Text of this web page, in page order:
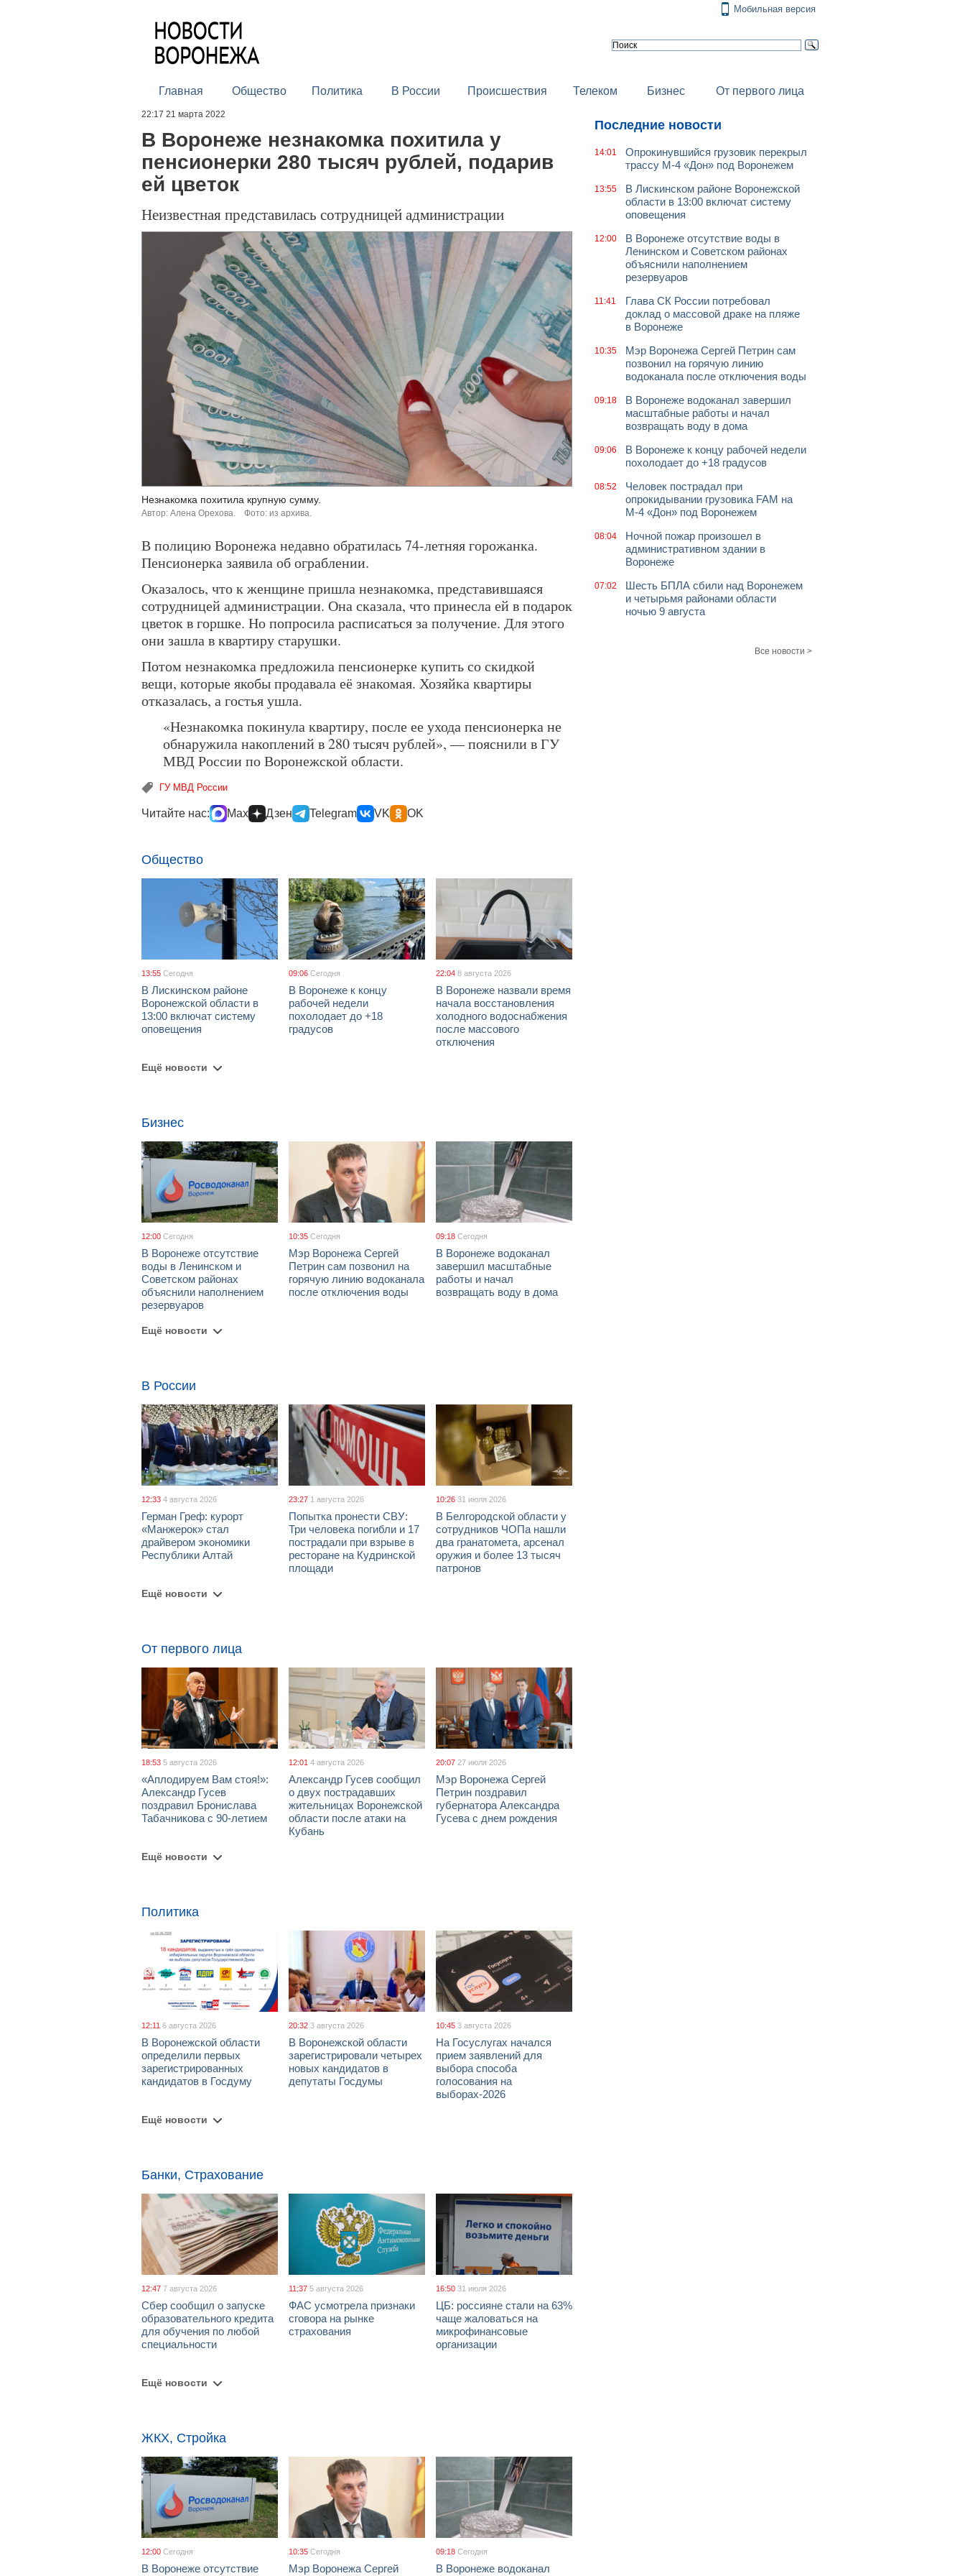
Мобильная версия
Главная Общество Политика В России Происшествия Телеком Бизнес От первого лица
22:17 21 марта 2022
В Воронеже незнакомка похитила у
пенсионерки 280 тысяч рублей, подарив
ей цветок
Неизвестная представилась сотрудницей администрации
Незнакомка похитила крупную сумму.
Автор: Алена Орехова. Фото: из архива.
В полицию Воронежа недавно обратилась 74-летняя горожанка.
Пенсионерка заявила об ограблении.
Оказалось, что к женщине пришла незнакомка, представившаяся
сотрудницей администрации. Она сказала, что принесла ей в подарок
цветок в горшке. Но попросила расписаться за получение. Для этого
они зашла в квартиру старушки.
Потом незнакомка предложила пенсионерке купить со скидкой
вещи, которые якобы продавала её знакомая. Хозяйка квартиры
отказалась, а гостья ушла.
«Незнакомка покинула квартиру, после ее ухода пенсионерка не
обнаружила накоплений в 280 тысяч рублей», — пояснили в ГУ
МВД России по Воронежской области.
ГУ МВД России
Читайте нас: Max Дзен Telegram VK OK
Общество
13:55 Сегодня
В Лискинском районе
Воронежской области в
13:00 включат систему
оповещения
09:06 Сегодня
В Воронеже к концу
рабочей недели
похолодает до +18
градусов
22:04 8 августа 2026
В Воронеже назвали время
начала восстановления
холодного водоснабжения
после массового
отключения
Ещё новости
Бизнес
12:00 Сегодня
В Воронеже отсутствие
воды в Ленинском и
Советском районах
объяснили наполнением
резервуаров
10:35 Сегодня
Мэр Воронежа Сергей
Петрин сам позвонил на
горячую линию водоканала
после отключения воды
09:18 Сегодня
В Воронеже водоканал
завершил масштабные
работы и начал
возвращать воду в дома
Ещё новости
В России
12:33 4 августа 2026
Герман Греф: курорт
«Манжерок» стал
драйвером экономики
Республики Алтай
23:27 1 августа 2026
Попытка пронести СВУ:
Три человека погибли и 17
пострадали при взрыве в
ресторане на Кудринской
площади
10:26 31 июля 2026
В Белгородской области у
сотрудников ЧОПа нашли
два гранатомета, арсенал
оружия и более 13 тысяч
патронов
Ещё новости
От первого лица
18:53 5 августа 2026
«Аплодируем Вам стоя!»:
Александр Гусев
поздравил Бронислава
Табачникова с 90-летием
12:01 4 августа 2026
Александр Гусев сообщил
о двух пострадавших
жительницах Воронежской
области после атаки на
Кубань
20:07 27 июля 2026
Мэр Воронежа Сергей
Петрин поздравил
губернатора Александра
Гусева с днем рождения
Ещё новости
Политика
12:11 6 августа 2026
В Воронежской области
определили первых
зарегистрированных
кандидатов в Госдуму
20:32 3 августа 2026
В Воронежской области
зарегистрировали четырех
новых кандидатов в
депутаты Госдумы
10:45 3 августа 2026
На Госуслугах начался
прием заявлений для
выбора способа
голосования на
выборах-2026
Ещё новости
Банки, Страхование
12:47 7 августа 2026
Сбер сообщил о запуске
образовательного кредита
для обучения по любой
специальности
11:37 5 августа 2026
ФАС усмотрела признаки
сговора на рынке
страхования
16:50 31 июля 2026
ЦБ: россияне стали на 63%
чаще жаловаться на
микрофинансовые
организации
Ещё новости
ЖКХ, Стройка
12:00 Сегодня
В Воронеже отсутствие
10:35 Сегодня
Мэр Воронежа Сергей
09:18 Сегодня
В Воронеже водоканал
Последние новости
14:01
Опрокинувшийся грузовик перекрыл
трассу М-4 «Дон» под Воронежем
13:55
В Лискинском районе Воронежской
области в 13:00 включат систему
оповещения
12:00
В Воронеже отсутствие воды в
Ленинском и Советском районах
объяснили наполнением
резервуаров
11:41
Глава СК России потребовал
доклад о массовой драке на пляже
в Воронеже
10:35
Мэр Воронежа Сергей Петрин сам
позвонил на горячую линию
водоканала после отключения воды
09:18
В Воронеже водоканал завершил
масштабные работы и начал
возвращать воду в дома
09:06
В Воронеже к концу рабочей недели
похолодает до +18 градусов
08:52
Человек пострадал при
опрокидывании грузовика FAM на
М-4 «Дон» под Воронежем
08:04
Ночной пожар произошел в
административном здании в
Воронеже
07:02
Шесть БПЛА сбили над Воронежем
и четырьмя районами области
ночью 9 августа
Все новости >